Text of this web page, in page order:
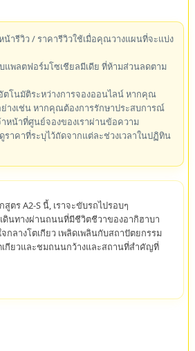
น้ารีวิว / ราคารีวิวใช้เมื่อคุณวางแผนที่จะแบ่ง
แพลตฟอร์มโซเชียลมีเดีย ที่ห้ามส่วนลดตาม
โนมัติระหว่างการจองออนไลน์ หากคุณ
างเช่น หากคุณต้องการรักษาประสบการณ์
หน้าที่ศูนย์จองของเราผ่านข้อความ
าคาที่ระบุไว้ถัดจากแต่ละช่วงเวลาในปฏิทิน
ตร A2-S นี้, เราจะขับรถไปรอบๆ
ดินทางผ่านถนนที่มีชีวิตชีวาของอากิฮาบา
กลางโตเกียว เพลิดเพลินกับสถาปัตยกรรม
กียวและชมถนนกว้างและสถานที่สำคัญที่